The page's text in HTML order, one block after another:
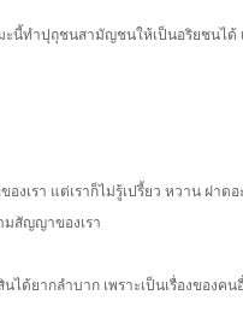
นี้ทำปุถุชนสามัญชนให้เป็นอริยชนได้
งเรา แต่เราก็ไม่รู้เปรี้ยว หวาน ฝาด
มสัญญาของเรา
ได้ยากลำบาก เพราะเป็นเรื่องของคน